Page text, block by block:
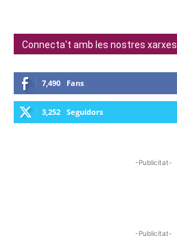
Connecta't amb les nostres xarxes
7,490 Fans
3,252 Seguidors
-Publicitat-
-Publicitat-